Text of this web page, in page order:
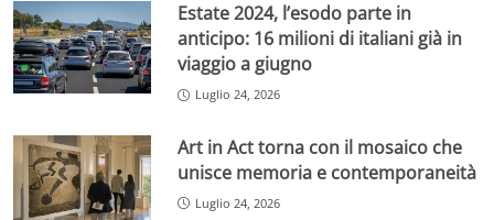
Estate 2024, l’esodo parte in
anticipo: 16 milioni di italiani già in
viaggio a giugno
Luglio 24, 2026
Art in Act torna con il mosaico che
unisce memoria e contemporaneità
Luglio 24, 2026